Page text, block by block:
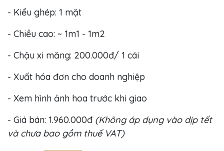
- Kiểu ghép: 1 mặt
- Chiều cao: ~ 1m1 - 1m2
- Chậu xi măng: 200.000đ/ 1 cái
- Xuất hóa đơn cho doanh nghiệp
- Xem hình ảnh hoa trước khi giao
- Giá bán: 1.960.000đ (Không áp dụng vào dịp tết
và chưa bao gồm thuế VAT)